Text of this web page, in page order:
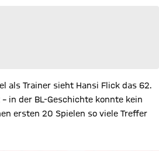
als Trainer sieht Hansi Flick das 62.
in der BL-Geschichte konnte kein
ersten 20 Spielen so viele Treffer